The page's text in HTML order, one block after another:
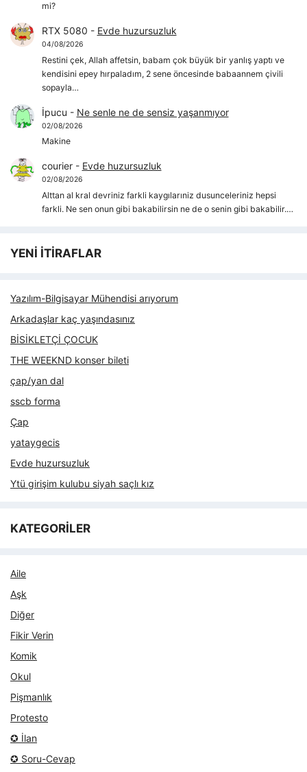
mi?
RTX 5080 - Evde huzursuzluk
04/08/2026
Restini çek, Allah affetsin, babam çok büyük bir yanlış yaptı ve
kendisini epey hırpaladım, 2 sene öncesinde babaannem çivili
sopayla…
İpucu - Ne senle ne de sensiz yaşanmıyor
02/08/2026
Makine
courier- Evde huzursuzluk
02/08/2026
Alttan al kral devriniz farkli kaygılarıniz dusunceleriniz hepsi
farkli. Ne sen onun gibi bakabilirsin ne de o senin gibi bakabilir.…
YENİ İTİRAFLAR
Yazılım-Bilgisayar Mühendisi arıyorum
Arkadaşlar kaç yaşındasınız
BİSİKLETÇİ ÇOCUK
THE WEEKND konser bileti
çap/yan dal
sscb forma
Çap
yataygecis
Evde huzursuzluk
Ytü girişim kulubu siyah saçlı kız
KATEGORİLER
Aile
Aşk
Diğer
Fikir Verin
Komik
Okul
Pişmanlık
Protesto
✪ İlan
✪ Soru-Cevap